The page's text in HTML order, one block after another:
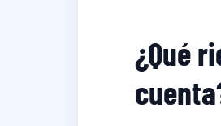
¿Qué